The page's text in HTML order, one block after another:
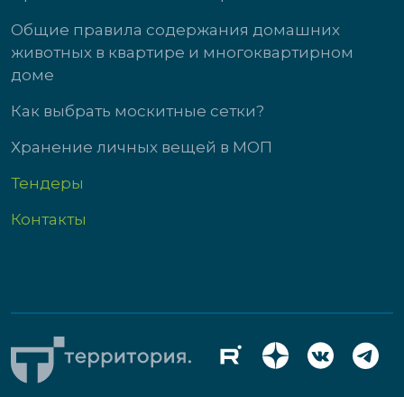
Общие правила содержания домашних
животных в квартире и многоквартирном
доме
Как выбрать москитные сетки?
Хранение личных вещей в МОП
Тендеры
Контакты